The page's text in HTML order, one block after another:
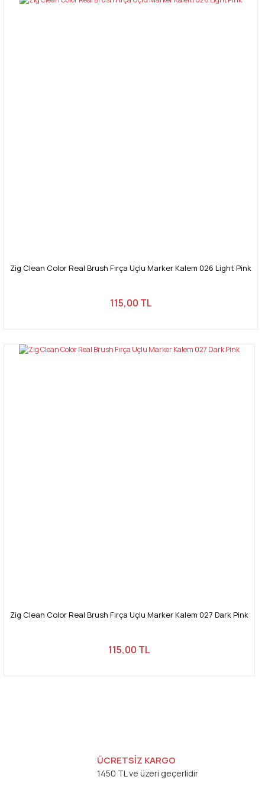
Zig Clean Color Real Brush Fırça Uçlu Marker Kalem 026 Light Pink
115,00 TL
Zig Clean Color Real Brush Fırça Uçlu Marker Kalem 027 Dark Pink
115,00 TL
ÜCRETSİZ KARGO
1450 TL ve üzeri geçerlidir